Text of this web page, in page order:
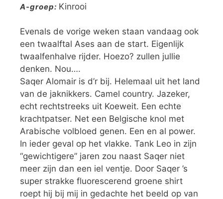
A-groep: Kinrooi
Evenals de vorige weken staan vandaag ook
een twaalftal Ases aan de start. Eigenlijk
twaalfenhalve rijder. Hoezo? zullen jullie
denken. Nou….
Saqer Alomair is d’r bij. Helemaal uit het land
van de jaknikkers. Camel country. Jazeker,
echt rechtstreeks uit Koeweit. Een echte
krachtpatser. Net een Belgische knol met
Arabische volbloed genen. Een en al power.
In ieder geval op het vlakke. Tank Leo in zijn
“gewichtigere” jaren zou naast Saqer niet
meer zijn dan een iel ventje. Door Saqer ’s
super strakke fluorescerend groene shirt
roept hij bij mij in gedachte het beeld op van